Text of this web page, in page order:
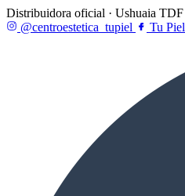
Distribuidora oficial · Ushuaia TDF
@centroestetica_tupiel
Tu Piel